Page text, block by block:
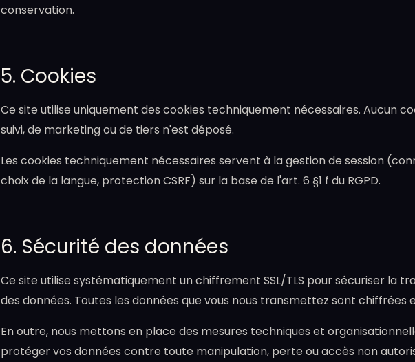
conservation.
5. Cookies
Ce site utilise uniquement des cookies techniquement nécessaires. Aucun
suivi, de marketing ou de tiers n'est déposé.
Les cookies techniquement nécessaires servent à la gestion de session
choix de la langue, protection CSRF) sur la base de l'art. 6 §1 f du RGPD.
6. Sécurité des données
Ce site utilise systématiquement un chiffrement SSL/TLS pour sécuriser la
des données. Toutes les données que vous nous transmettez sont chiffrées
En outre, nous mettons en place des mesures techniques et
protéger vos données contre toute manipulation, perte ou accès non